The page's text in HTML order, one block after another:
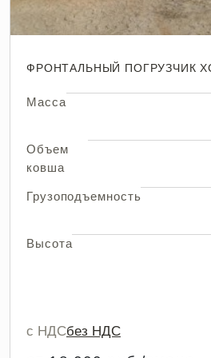
ФРОНТАЛЬНЫЙ ПОГРУЗЧИК
Масса
Объем
ковша
Грузоподъемность
Высота
с НДСбез НДС